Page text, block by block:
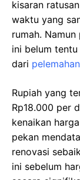
kisaran
waktu yang
rumah.
ini belum
dari
Rupiah yang
Rp18.000 per
kenaikan
pekan
renovasi
ini sebelum